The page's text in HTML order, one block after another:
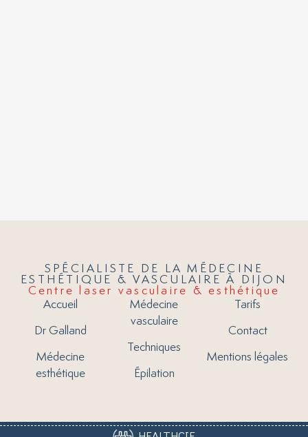
SPÉCIALISTE DE LA MÉDECINE
ESTHÉTIQUE & VASCULAIRE À DIJON
Centre laser vasculaire & esthétique
Accueil
Dr Galland
Médecine
esthétique
Médecine
vasculaire
Techniques
Épilation
Tarifs
Contact
Mentions légales